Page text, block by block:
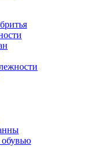
обувью